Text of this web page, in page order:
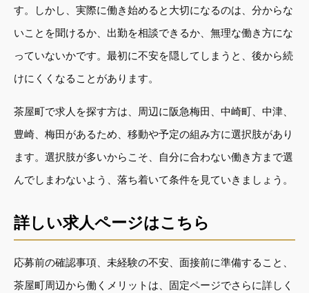
す。しかし、実際に働き始めると大切になるのは、分からな
いことを聞けるか、出勤を相談できるか、無理な働き方にな
っていないかです。最初に不安を隠してしまうと、後から続
けにくくなることがあります。
茶屋町で求人を探す方は、周辺に阪急梅田、中崎町、中津、
豊崎、梅田があるため、移動や予定の組み方に選択肢があり
ます。選択肢が多いからこそ、自分に合わない働き方まで選
んでしまわないよう、落ち着いて条件を見ていきましょう。
詳しい求人ページはこちら
応募前の確認事項、未経験の不安、面接前に準備すること、
茶屋町周辺から働くメリットは、固定ページでさらに詳しく